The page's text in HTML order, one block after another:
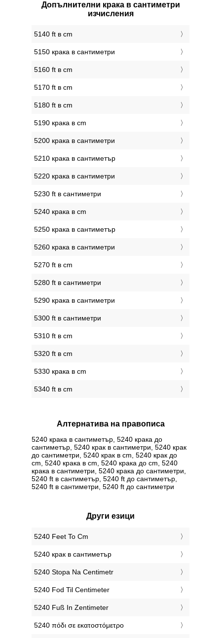
Допълнителни крака в сантиметри
изчисления
5140 ft в cm
5150 крака в сантиметри
5160 ft в cm
5170 ft в cm
5180 ft в cm
5190 крака в cm
5200 крака в сантиметри
5210 крака в сантиметър
5220 крака в сантиметри
5230 ft в сантиметри
5240 крака в cm
5250 крака в сантиметър
5260 крака в сантиметри
5270 ft в cm
5280 ft в сантиметри
5290 крака в сантиметри
5300 ft в сантиметри
5310 ft в cm
5320 ft в cm
5330 крака в cm
5340 ft в cm
Алтернатива на правописа
5240 крака в сантиметър, 5240 крака до
сантиметър, 5240 крак в сантиметри, 5240 крак
до сантиметри, 5240 крак в cm, 5240 крак до
cm, 5240 крака в cm, 5240 крака до cm, 5240
крака в сантиметри, 5240 крака до сантиметри,
5240 ft в сантиметър, 5240 ft до сантиметър,
5240 ft в сантиметри, 5240 ft до сантиметри
Други езици
‎5240 Feet To Cm
‎5240 крак в сантиметър
‎5240 Stopa Na Centimetr
‎5240 Fod Til Centimeter
‎5240 Fuß In Zentimeter
‎5240 πόδι σε εκατοστόμετρο